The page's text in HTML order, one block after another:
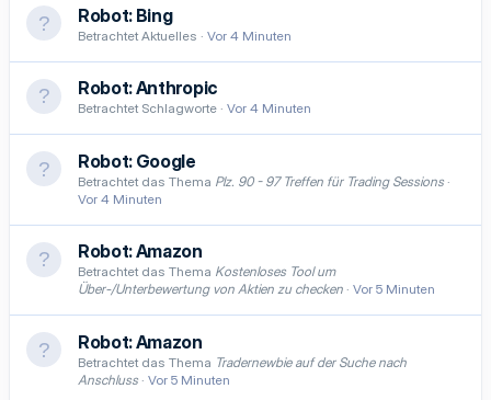
Robot: Bing
Betrachtet Aktuelles Vor 4 Minuten
Robot:Anthropic
Betrachtet Schlagworte Vor 4 Minuten
Robot: Google
Betrachtet das Thema Plz. 90 - 97 Treffen für Trading Sessions
Vor 4 Minuten
Robot:Amazon
Betrachtet das Thema Kostenloses Tool um
Über-/Unterbewertung von Aktien zu checken Vor 5 Minuten
Robot:Amazon
Betrachtet das Thema Tradernewbie auf der Suche nach
Anschluss Vor 5 Minuten